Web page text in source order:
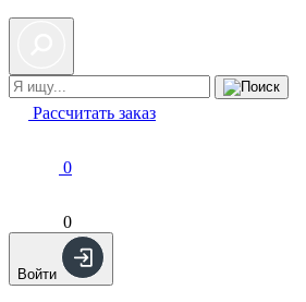
Рассчитать заказ
0
0
Войти